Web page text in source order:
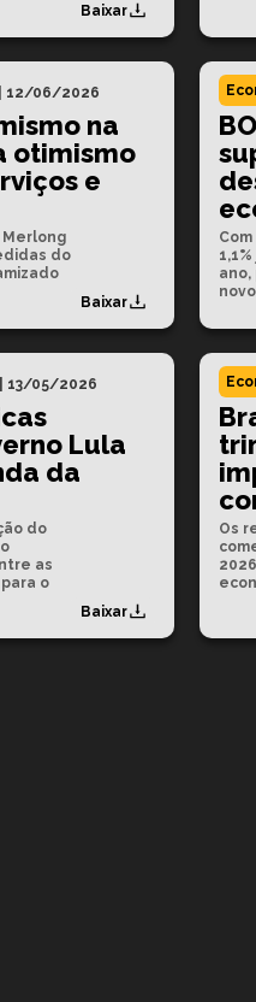
Baixar
12/06/2026
na
otimismo
e
do
Baixar
13/05/2026
Lula
da
do
as
o
Baixar
Os